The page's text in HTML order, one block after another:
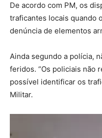
De acordo com PM, os
traficantes locais quando
denúncia de elementos
Ainda segundo a polícia,
feridos. “Os policiais não
possível identificar os
Militar.